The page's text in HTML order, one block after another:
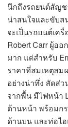
นึกถึงรถยนต์สัญช
น่าสนใจและขับส
จะเป็นรถยนต์เค
Robert Carr ผู้อ
มาก แต่สำหรับ
ราคาที่สมเหตุสม
อย่างน่าทึ่ง สัดส่
จากพื้น มีไฟหน้า
ด้านหน้า พร้อมก
ด้านบน และท่อไอ